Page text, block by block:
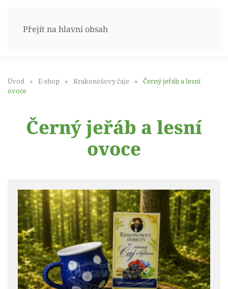
Přejít na hlavní obsah
Úvod E-shop Krakonošovy čaje
Černý jeřáb a lesní
ovoce
Černý jeřáb a lesní
ovoce